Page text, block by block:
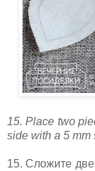
15. Place two
side with a 5 mm
15. Сложите